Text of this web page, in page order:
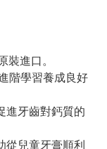
進口。
階學習養成良好
進牙齒對鈣質的
從兒童牙膏順利